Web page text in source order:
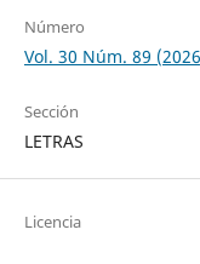
Número
Vol. 30 Núm. 89
Sección
LETRAS
Licencia